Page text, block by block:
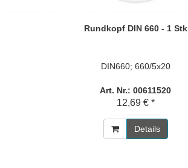
Rundkopf DIN 660 - 1 Stk
DIN660; 660/5x20
Art. Nr.: 00611520
12,69 € *
Details